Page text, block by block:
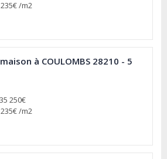
/m2
à COULOMBS 28210 - 5
250€
/m2